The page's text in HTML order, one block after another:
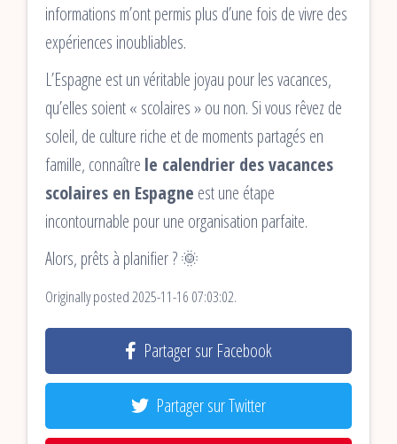
informations m’ont permis plus d’une fois de vivre des
expériences inoubliables.
L’Espagne est un véritable joyau pour les vacances,
qu’elles soient « scolaires » ou non. Si vous rêvez de
soleil, de culture riche et de moments partagés en
famille, connaître le calendrier des vacances
scolaires en Espagne est une étape
incontournable pour une organisation parfaite.
Alors, prêts à planifier ? 🌞
Originally posted 2025-11-16 07:03:02.
Partager sur Facebook
Partager sur Twitter